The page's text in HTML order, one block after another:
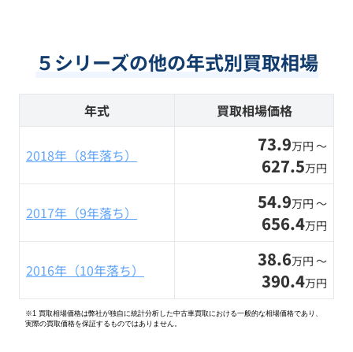
５シリーズの他の年式別買取相場
年式 買取相場価格
2018年（8年落ち） 73.9万円 〜
627.5万円
2017年（9年落ち） 54.9万円 〜
656.4万円
2016年（10年落ち） 38.6万円 〜
390.4万円
※1 買取相場価格は弊社が独自に統計分析した中古車買取における一般的な相場価格であり、
実際の買取価格を保証するものではありません。